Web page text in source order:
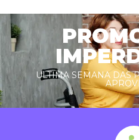
ULTIMA SEMANA DAS